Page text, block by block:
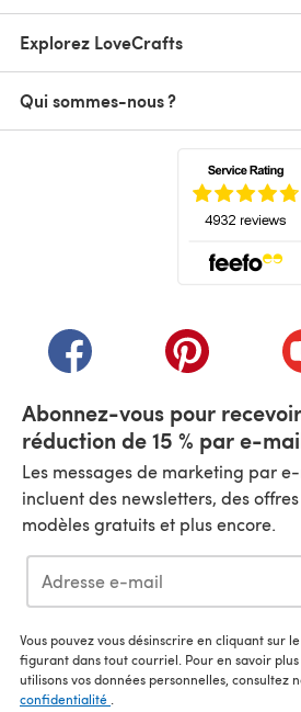
Explorez LoveCrafts
Qui sommes-nous ?
(s'ouvre dans un nouvel
(s'ouvre dans
Abonnez-vous pour
réduction de 15 % par e-
Les messages de marketing par
incluent des newsletters, des
modèles gratuits et plus encore.
Vous pouvez vous désinscrire en cliquant sur
figurant dans tout courriel. Pour en savoir
utilisons vos données personnelles, consultez
confidentialité